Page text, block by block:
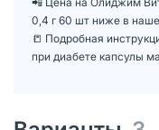
0,4 г 60 шт ниже в
📒 Подробная
при диабете капсулы